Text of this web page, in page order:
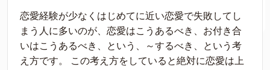
恋愛経験が少なくはじめてに近い恋愛で失敗してし
まう人に多いのが、恋愛はこうあるべき、お付き合
いはこうあるべき、という、～するべき、という考
え方です。 この考え方をしていると絶対に恋愛は上